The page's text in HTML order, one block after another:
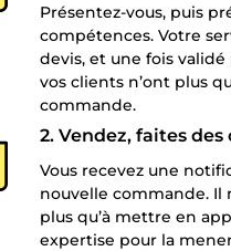
Présentez-vous, puis
compétences. Votre
devis, et une fois
vos clients n’ont plus
commande.
2. Vendez, faites
Vous recevez une
nouvelle commande. Il
plus qu’à mettre en
expertise pour la